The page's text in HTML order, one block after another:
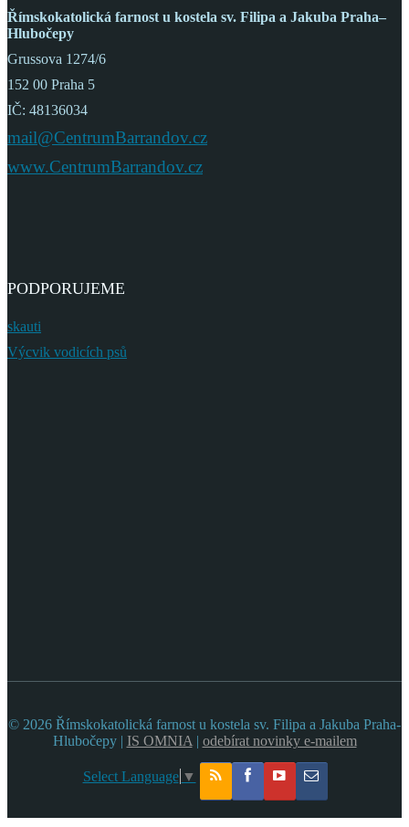
Římskokatolická farnost u kostela sv. Filipa a Jakuba Praha–
Hlubočepy
Grussova 1274/6
152 00 Praha 5
IČ: 48136034
mail@CentrumBarrandov.cz
www.CentrumBarrandov.cz
PODPORUJEME
skauti
Výcvik vodicích psů
© 2026 Římskokatolická farnost u kostela sv. Filipa a Jakuba Praha-
Hlubočepy | IS OMNIA | odebírat novinky e-mailem
Select Language ▼